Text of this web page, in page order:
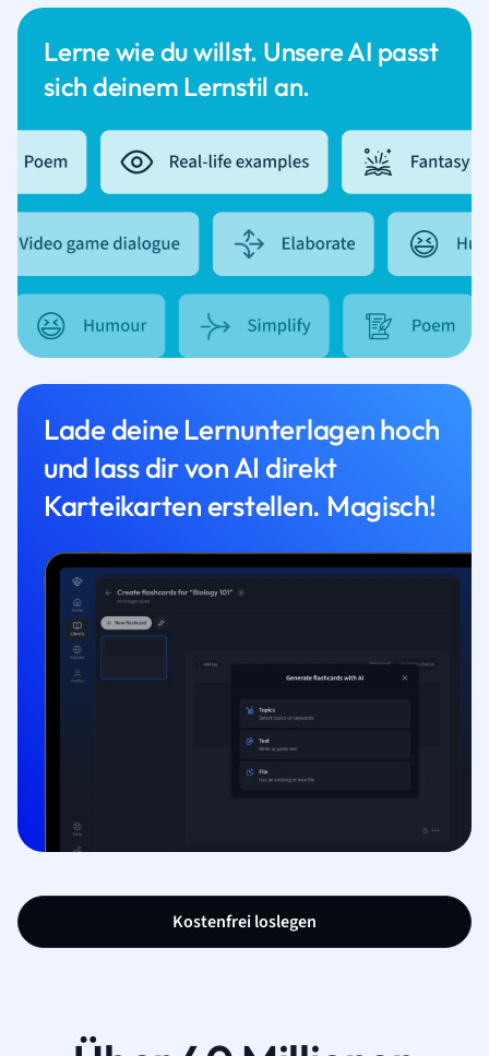
Lerne wie du willst. Unsere AI passt
sich deinem Lernstil an.
Lade deine Lernunterlagen hoch
und lass dir von AI direkt
Karteikarten erstellen. Magisch!
Kostenfrei loslegen